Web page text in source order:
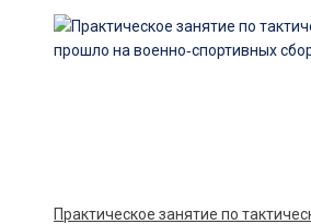
Практическое занятие по тактической медицине